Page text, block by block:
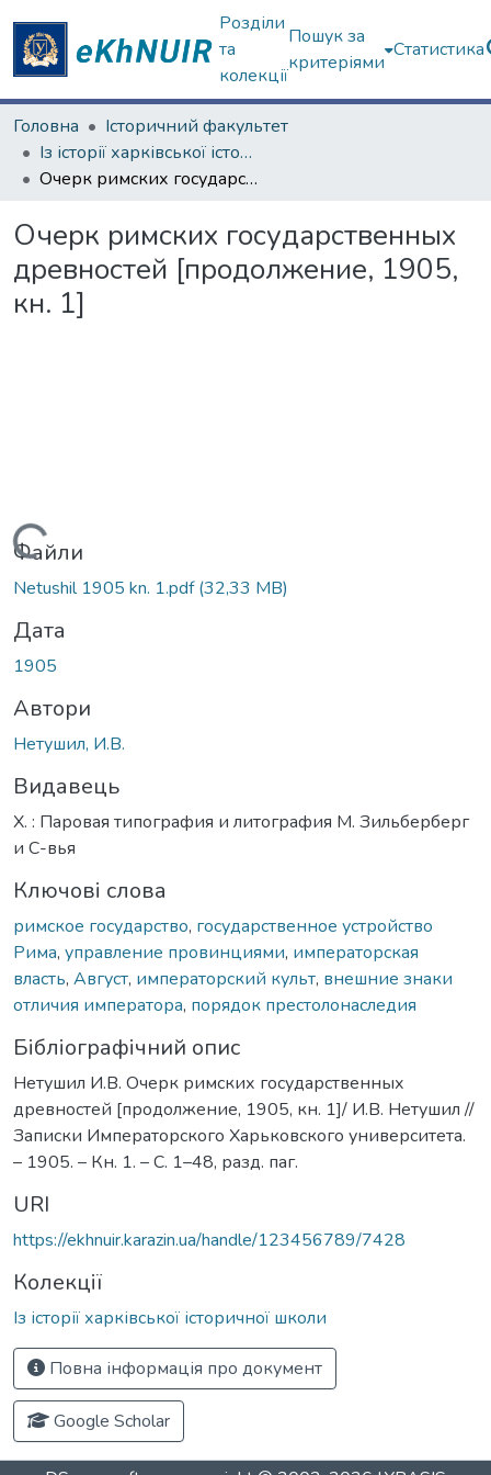
Розділи
та
колекції
Пошук за
критеріями
Статистика
Головна
Історичний факультет
Із історії харківської історичної школи
Очерк римских государственных древностей [продолжение, 1905, кн. 1]
Очерк римских государственных
древностей [продолжение, 1905,
кн. 1]
Вантажиться...
Файли
Netushil 1905 kn. 1.pdf(32,33 MB)
Дата
1905
Автори
Нетушил, И.В.
Видавець
Х. : Паровая типография и литография М. Зильберберг
и С-вья
Ключові слова
римское государство, государственное устройство
Рима, управление провинциями, императорская
власть, Август, императорский культ, внешние знаки
отличия императора, порядок престолонаследия
Бібліографічний опис
Нетушил И.В. Очерк римских государственных
древностей [продолжение, 1905, кн. 1]/ И.В. Нетушил //
Записки Императорского Харьковского университета.
– 1905. – Кн. 1. – С. 1–48, разд. паг.
URI
https://ekhnuir.karazin.ua/handle/123456789/7428
Колекції
Із історії харківської історичної школи
Повна інформація про документ
Google Scholar